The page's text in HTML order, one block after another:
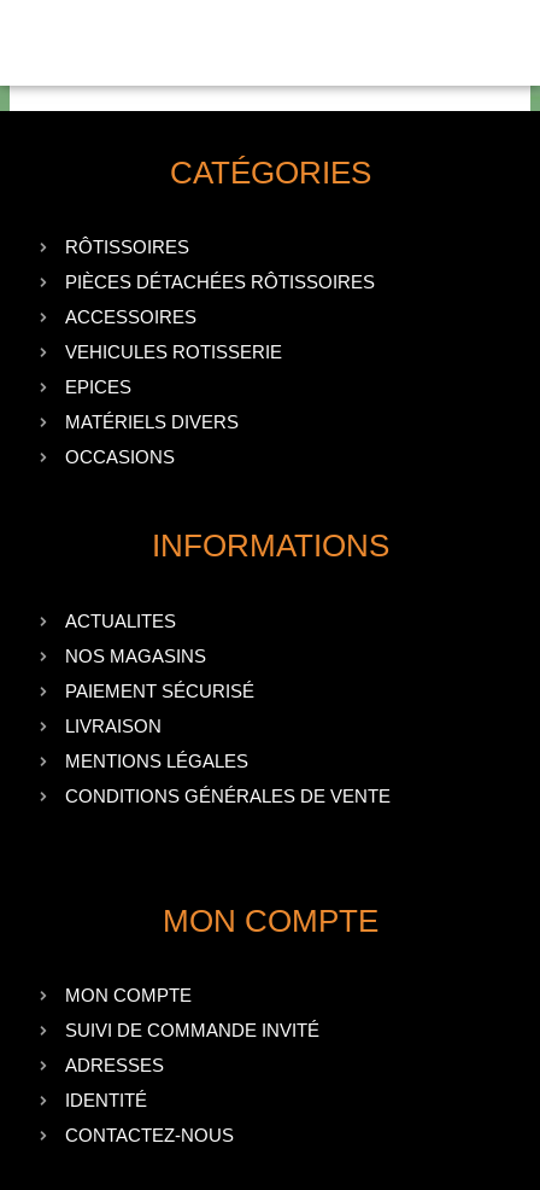
CATÉGORIES
RÔTISSOIRES
PIÈCES DÉTACHÉES RÔTISSOIRES
ACCESSOIRES
VEHICULES ROTISSERIE
EPICES
MATÉRIELS DIVERS
OCCASIONS
INFORMATIONS
ACTUALITES
NOS MAGASINS
PAIEMENT SÉCURISÉ
LIVRAISON
MENTIONS LÉGALES
CONDITIONS GÉNÉRALES DE VENTE
MON COMPTE
MON COMPTE
SUIVI DE COMMANDE INVITÉ
ADRESSES
IDENTITÉ
CONTACTEZ-NOUS